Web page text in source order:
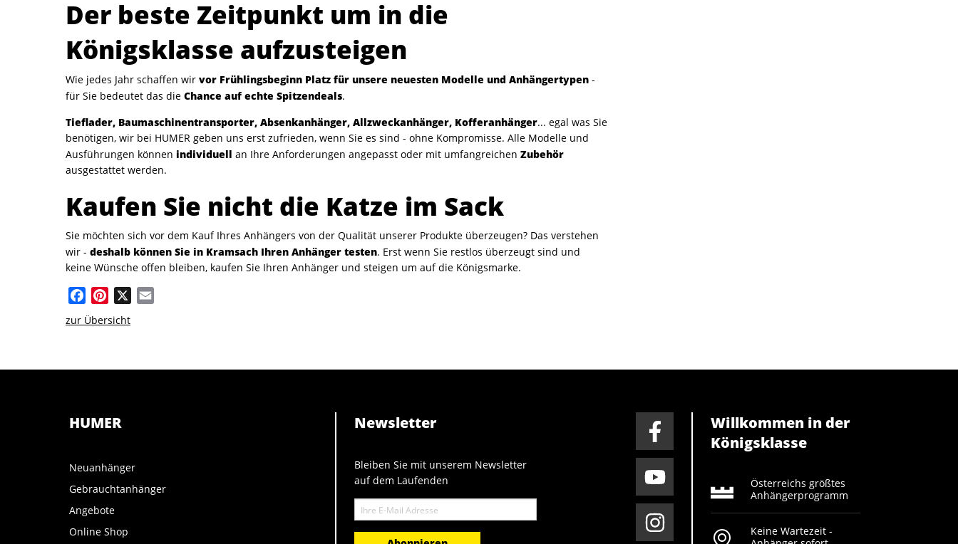
Der beste Zeitpunkt um in die
Königsklasse aufzusteigen
Wie jedes Jahr schaffen wir vor Frühlingsbeginn Platz für unsere neuesten Modelle und Anhängertypen -
für Sie bedeutet das die Chance auf echte Spitzendeals.
Tieflader, Baumaschinentransporter, Absenkanhänger, Allzweckanhänger, Kofferanhänger... egal was Sie
benötigen, wir bei HUMER geben uns erst zufrieden, wenn Sie es sind - ohne Kompromisse. Alle Modelle und
Ausführungen können individuell an Ihre Anforderungen angepasst oder mit umfangreichen Zubehör
ausgestattet werden.
Kaufen Sie nicht die Katze im Sack
Sie möchten sich vor dem Kauf Ihres Anhängers von der Qualität unserer Produkte überzeugen? Das verstehen
wir - deshalb können Sie in Kramsach Ihren Anhänger testen. Erst wenn Sie restlos überzeugt sind und
keine Wünsche offen bleiben, kaufen Sie Ihren Anhänger und steigen um auf die Königsmarke.
FacebookPinterest
zur Übersicht
HUMER
Neuanhänger
Gebrauchtanhänger
Angebote
Online Shop
Newsletter
Bleiben Sie mit unserem Newsletter
auf dem Laufenden
E-
Mail
Willkommen in der
Königsklasse
Österreichs größtes
Anhängerprogramm
Keine Wartezeit -